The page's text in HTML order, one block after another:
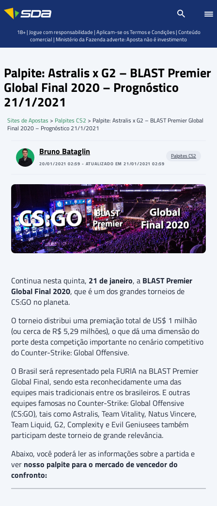
Palpite: Astralis x G2 – BLAST Premier
Global Final 2020 – Prognóstico
21/1/2021
Sites de Apostas > Palpites CS2 > Palpite: Astralis x G2 – BLAST Premier Global
Final 2020 – Prognóstico 21/1/2021
Bruno Bataglin
20/01/2021 02:59 - ATUALIZADO EM 21/01/2021 02:59
Palpites CS2
Continua nesta quinta, 21 de janeiro, a BLAST Premier
Global Final 2020, que é um dos grandes torneios de
CS:GO no planeta.
O torneio distribui uma premiação total de US$ 1 milhão
(ou cerca de R$ 5,29 milhões), o que dá uma dimensão do
porte desta competição importante no cenário competitivo
do Counter-Strike: Global Offensive.
O Brasil será representado pela FURIA na BLAST Premier
Global Final, sendo esta reconhecidamente uma das
equipes mais tradicionais entre os brasileiros. E outras
equipes famosas no Counter-Strike: Global Offensive
(CS:GO), tais como Astralis, Team Vitality, Natus Vincere,
Team Liquid, G2, Complexity e Evil Geniusees também
participam deste torneio de grande relevância.
Abaixo, você poderá ler as informações sobre a partida e
ver nosso palpite para o mercado de vencedor do
confronto:
18+ | Jogue com responsabilidade | Aplicam-se os Termos e Condições | Conteúdo
comercial | Ministério da Fazenda adverte: Aposta não é investimento